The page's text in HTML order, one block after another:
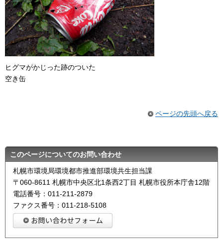
ヒグマがかじった跡のついた
空き缶
ページの先頭へ戻る
このページについてのお問い合わせ
札幌市環境局環境都市推進部環境共生担当課
〒060-8611 札幌市中央区北1条西2丁目 札幌市役所本庁舎12階
電話番号：011-211-2879
ファクス番号：011-218-5108